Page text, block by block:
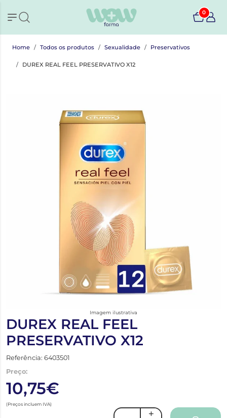
0
Home Todos os produtos Sexualidade Preservativos
DUREX REAL FEEL PRESERVATIVO X12
Imagem ilustrativa
DUREX REAL FEEL
PRESERVATIVO X12
Referência: 6403501
Preço:
10,75€
(Preços incluem IVA)